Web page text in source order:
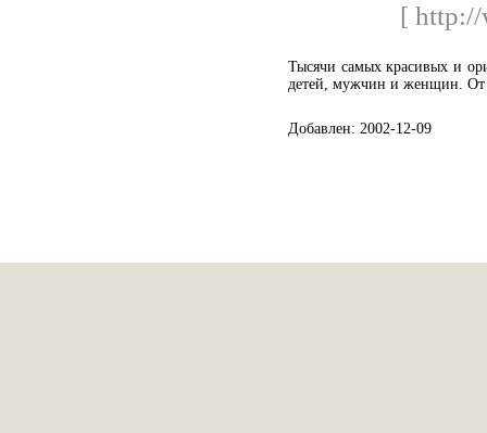
[
Тысячи самых красивых и
детей, мужчин и женщин. От
Добавлен: 2002-12-09